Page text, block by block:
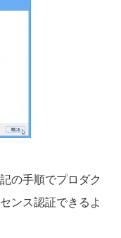
の手順でプロダク
ンス認証できるよ